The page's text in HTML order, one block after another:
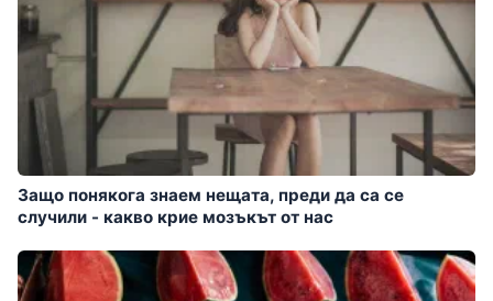
Защо понякога знаем нещата, преди да са се
случили - какво крие мозъкът от нас